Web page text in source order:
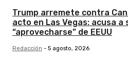
Trump arremete contra
acto en Las Vegas: acusa a
“aprovecharse” de EEUU
Redacción - 5 agosto, 2026